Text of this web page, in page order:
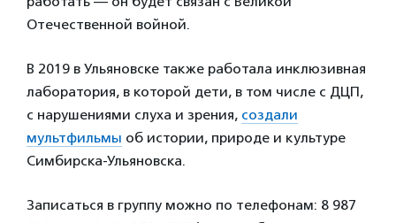
Отечественной войной.
В 2019 в Ульяновске также работала инклюзивная
лаборатория, в которой дети, в том числе с ДЦП,
с нарушениями слуха и зрения, создали
мультфильмы об истории, природе и культуре
Симбирска-Ульяновска.
Записаться в группу можно по телефонам: 8 987